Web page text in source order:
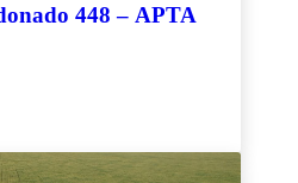
448 – APTA